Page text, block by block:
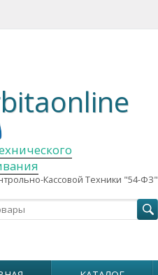
Кассовой Техники "54-ФЗ"